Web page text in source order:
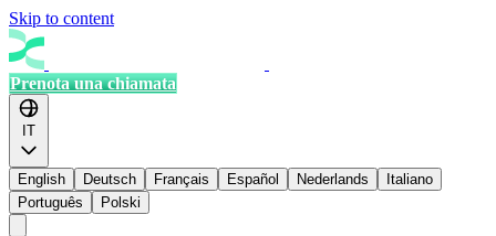
Skip to content
Prenota una chiamata
IT
English Deutsch Français Español Nederlands
Italiano
Português
Polski